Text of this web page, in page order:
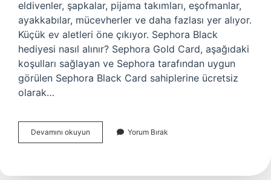
eldivenler, şapkalar, pijama takımları, eşofmanlar,
ayakkabılar, mücevherler ve daha fazlası yer alıyor.
Küçük ev aletleri öne çıkıyor. Sephora Black
hediyesi nasıl alınır? Sephora Gold Card, aşağıdaki
koşulları sağlayan ve Sephora tarafından uygun
görülen Sephora Black Card sahiplerine ücretsiz
olarak…
Devamını okuyun Sephora
Doğum
Veriyor
Yorum Bırak